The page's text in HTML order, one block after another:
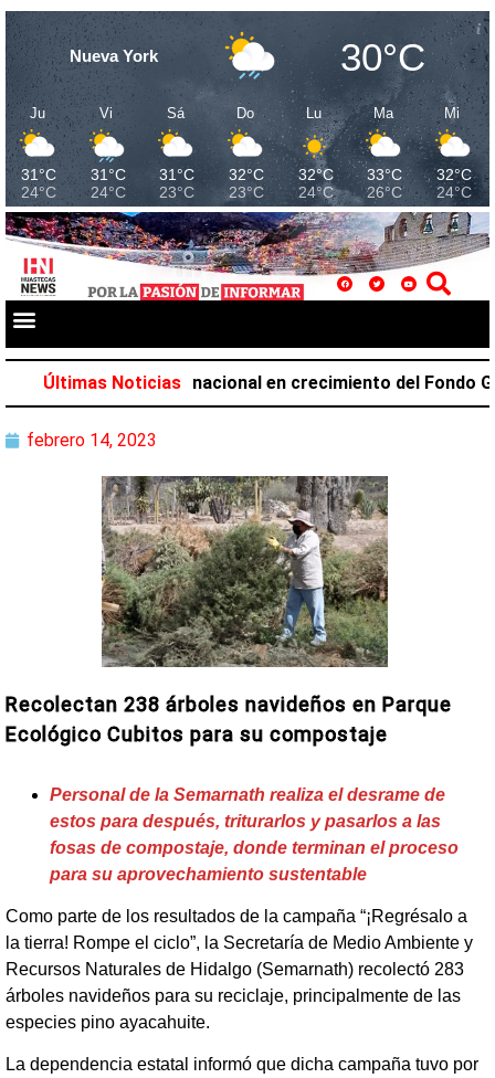
Nueva York 30°C
Ju
31°C
24°C
Vi
31°C
24°C
Sá
31°C
23°C
Do
32°C
23°C
Lu
32°C
24°C
Ma
33°C
26°C
Mi
32°C
24°C
Últimas Noticias
el primer lugar nacional en crecimiento del Fondo
febrero 14, 2023
Recolectan 238 árboles navideños en Parque
Ecológico Cubitos para su compostaje
Personal de la Semarnath realiza el desrame de
estos para después, triturarlos y pasarlos a las
fosas de compostaje, donde terminan el proceso
para su aprovechamiento sustentable
Como parte de los resultados de la campaña “¡Regrésalo a
la tierra! Rompe el ciclo”, la Secretaría de Medio Ambiente y
Recursos Naturales de Hidalgo (Semarnath) recolectó 283
árboles navideños para su reciclaje, principalmente de las
especies pino ayacahuite.
La dependencia estatal informó que dicha campaña tuvo por